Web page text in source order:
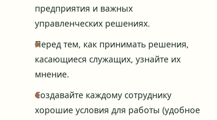
предприятия и важных
управленческих решениях.
Перед тем, как принимать решения,
касающиеся служащих, узнайте их
мнение.
Создавайте каждому сотруднику
хорошие условия для работы (удобное